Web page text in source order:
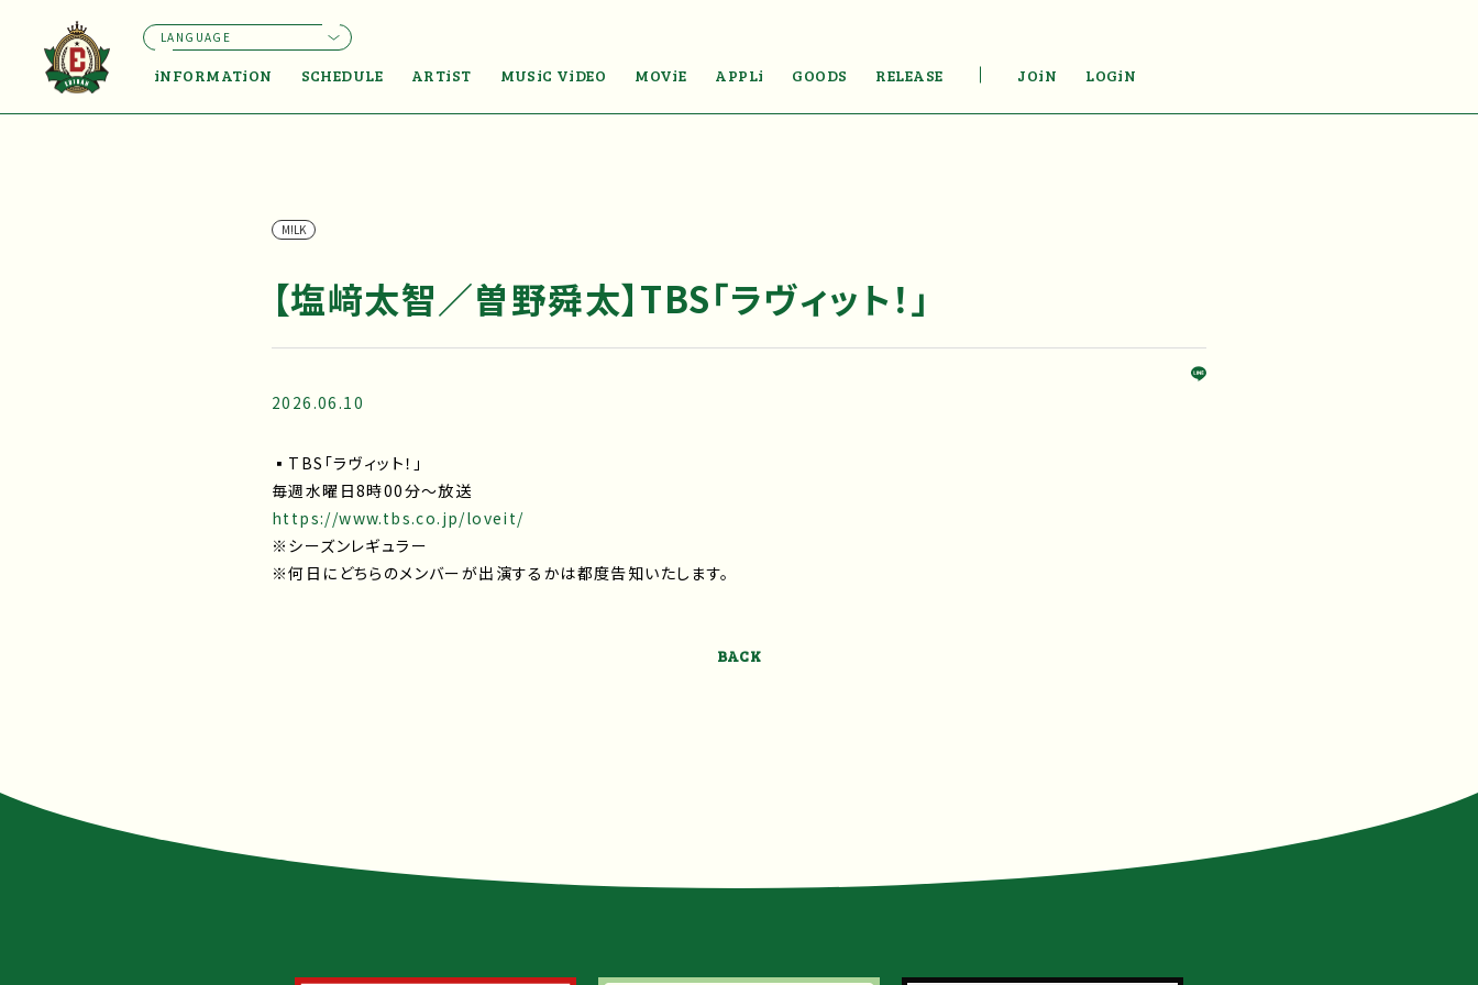
iNFORMATiON SCHEDULE ARTiST MUSiC ViDEO MOViE APPLi GOODS RELEASE JOiN LOGiN
LANGUAGE
M!LK
【塩﨑太智／曽野舜太】TBS「ラヴィット！」
2026.06.10
▪TBS「ラヴィット！」
毎週水曜日8時00分～放送
https://www.tbs.co.jp/loveit/
※シーズンレギュラー
※何日にどちらのメンバーが出演するかは都度告知いたします。
BACK